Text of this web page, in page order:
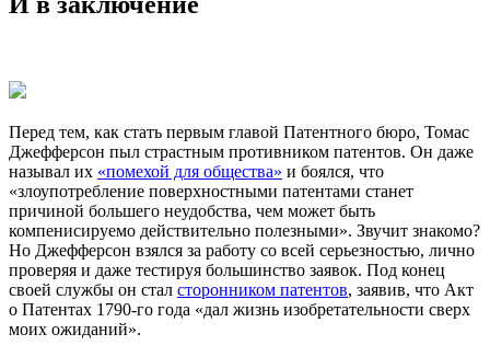
Перед тем, как стать первым главой Патентного бюро, Томас
Джефферсон пыл страстным противником патентов. Он даже
называл их «помехой для общества» и боялся, что
«злоупотребление поверхностными патентами станет
причиной большего неудобства, чем может быть
компенисируемо действительно полезными». Звучит знакомо?
Но Джефферсон взялся за работу со всей серьезностью, лично
проверяя и даже тестируя большинство заявок. Под конец
своей службы он стал сторонником патентов, заявив, что Акт
о Патентах 1790-го года «дал жизнь изобретательности сверх
моих ожиданий».